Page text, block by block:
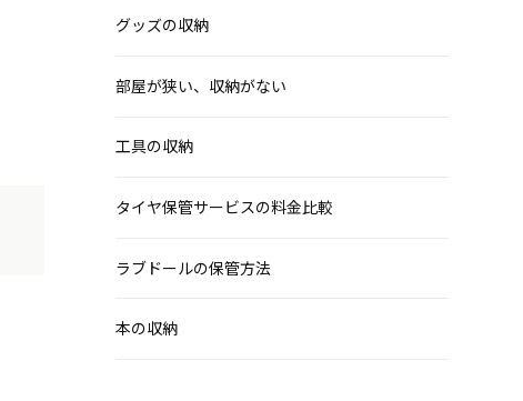
グッズの収納
部屋が狭い、収納がない
工具の収納
タイヤ保管サービスの料金比較
ラブドールの保管方法
本の収納